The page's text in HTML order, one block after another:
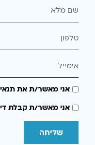
אני מאשר/ת את
אני מאשר/ת קבלת
שליחה